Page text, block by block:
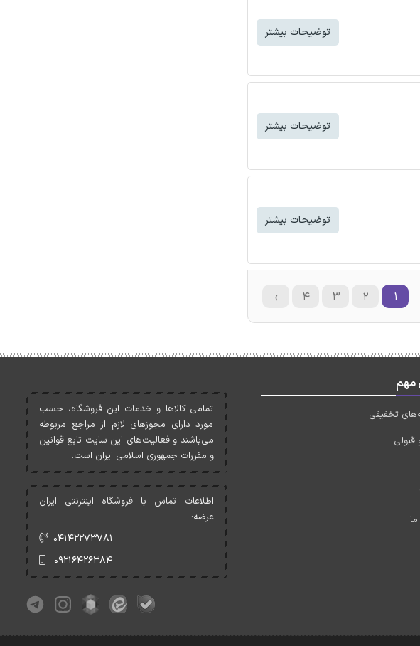
توضیحات بیشتر
توضیحات بیشتر
توضیحات بیشتر
۱ ۲ ۳ ۴ ›
مهم
تخفیفی
تمامی کالاها و خدمات اين فروشگاه، حسب
مورد دارای مجوزهای لازم از مراجع مربوطه
می‌باشند و فعاليت‌های اين سايت تابع قوانين
و مقررات جمهوری اسلامی ايران است.
اطلاعات تماس با فروشگاه اینترنتی ایران
عرضه:
۰۴۱۴۲۲۷۳۷۸۱
۰۹۲۱۶۴۲۶۳۸۴